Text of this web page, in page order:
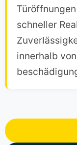
schneller
innerhalb